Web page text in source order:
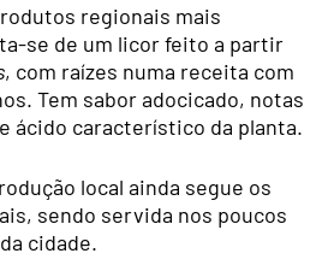
regionais mais
se de um licor feito a partir
, com raízes numa receita com
Tem sabor adocicado, notas
ácido característico da planta.
local ainda segue os
sendo servida nos poucos
cidade.